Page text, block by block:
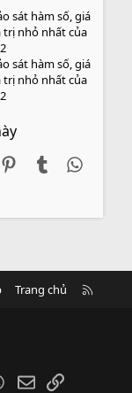
sát hàm số, giá
nhỏ nhất của
sát hàm số, giá
nhỏ nhất của
PinterestTumblr
Trang chủ
WhatsApp
EmailLink